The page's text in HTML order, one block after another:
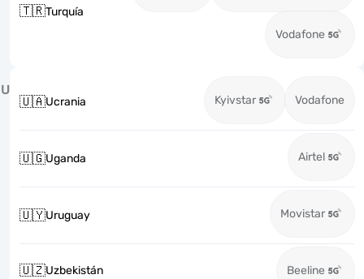
🇹🇷Turquía
Vodafone
U
🇺🇦Ucrania Kyivstar Vodafone
🇺🇬Uganda Airtel
🇺🇾Uruguay Movistar
🇺🇿Uzbekistán Beeline